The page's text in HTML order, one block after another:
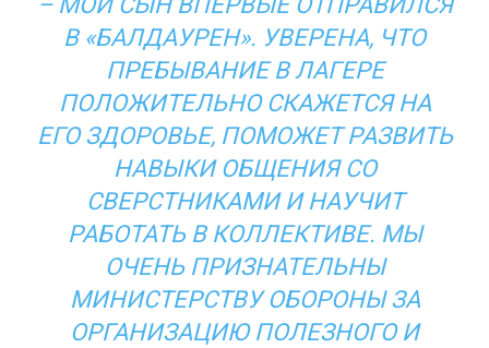
В «БАЛДАУРЕН». УВЕРЕНА, ЧТО
ПРЕБЫВАНИЕ В ЛАГЕРЕ
ПОЛОЖИТЕЛЬНО СКАЖЕТСЯ НА
ЕГО ЗДОРОВЬЕ, ПОМОЖЕТ РАЗВИТЬ
НАВЫКИ ОБЩЕНИЯ СО
СВЕРСТНИКАМИ И НАУЧИТ
РАБОТАТЬ В КОЛЛЕКТИВЕ. МЫ
ОЧЕНЬ ПРИЗНАТЕЛЬНЫ
МИНИСТЕРСТВУ ОБОРОНЫ ЗА
ОРГАНИЗАЦИЮ ПОЛЕЗНОГО И